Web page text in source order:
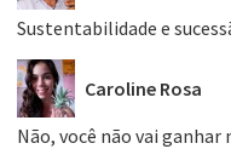
Sustentabilidade e
Caroline Rosa
Não, você não vai ganhar